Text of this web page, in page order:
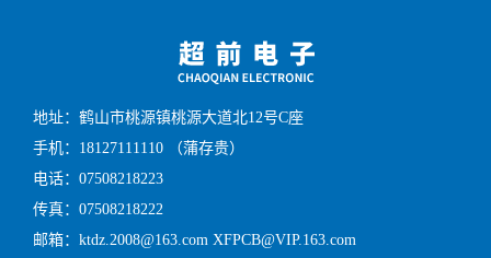
地址：鹤山市桃源镇桃源大道北12号C座
手机：18127111110 （蒲存贵）
电话：07508218223
传真：07508218222
邮箱：ktdz.2008@163.com XFPCB@VIP.163.com